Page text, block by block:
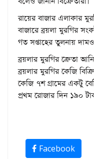
রায়ের বাজার এলাকার
বাজারে ব্রয়লা মুরগির
গত সপ্তাহের তুলনায়
ব্রয়লার মুরগির ক্রেতা
ব্রয়লার মুরগির কেজি
কেজি ৭শ গ্রামের একটু
প্রথম রোজার দিন ১৯০
Facebook